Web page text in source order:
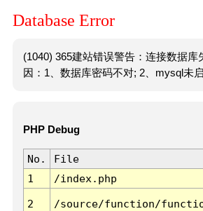
Database Error
(1040) 365建站错误警告：连接数据库
因：1、数据库密码不对; 2、mysql未启
PHP Debug
No. File
1
/index.php
2 /source/function/